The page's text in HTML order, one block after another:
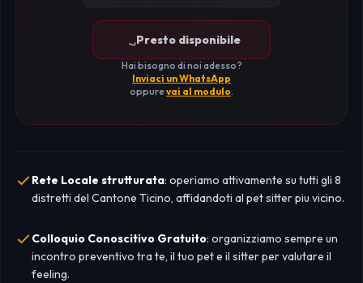
Presto disponibile
Hai bisogno di noi adesso?
Inviaci un WhatsApp
oppurevai al modulo.
Rete Locale strutturata: operiamo attivamente su tutti gli 8
distretti del Cantone Ticino, affidandoti al pet sitter piu vicino.
Colloquio Conoscitivo Gratuito: organizziamo sempre un
incontro preventivo tra te, il tuo pet e il sitter per valutare il
feeling.